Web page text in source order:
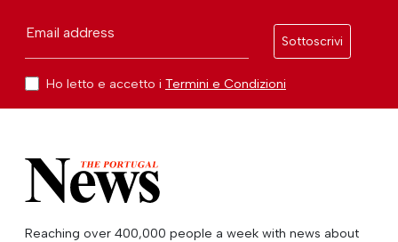
Email address
Sottoscrivi
Ho letto e accetto i Termini e Condizioni
Reaching over 400,000 people a week with news about